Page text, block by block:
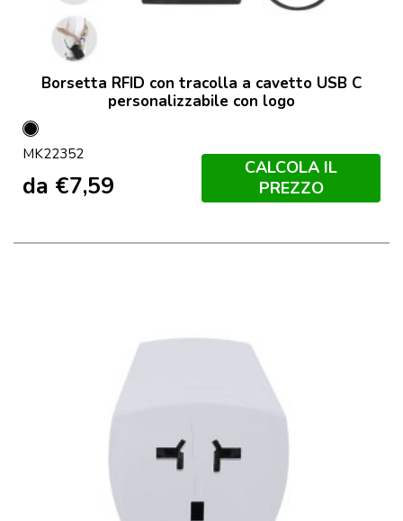
Borsetta RFID con tracolla a cavetto USB C
personalizzabile con logo
Nero
MK22352
da €7,59
CALCOLA IL
PREZZO